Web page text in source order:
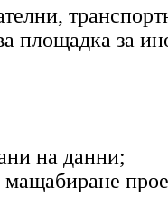
площадка за
на данни;